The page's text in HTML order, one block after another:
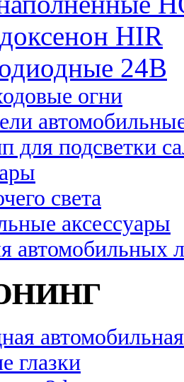
HIR
24B
огни
для подсветки
света
аксессуары
автомобильных
глазки